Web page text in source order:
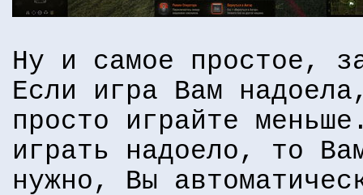
Ну и самое простое,
Если игра Вам
просто играйте
играть надоело, то
нужно, Вы